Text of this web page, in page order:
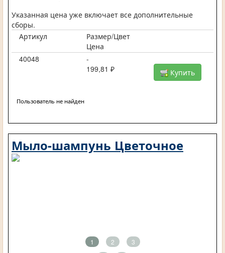
Указанная цена уже включает все дополнительные
сборы.
Артикул
Размер/Цвет
Цена
40048
-
199,81 ₽
Купить
Пользователь не найден
Мыло-шампунь Цветочное
1 2 3